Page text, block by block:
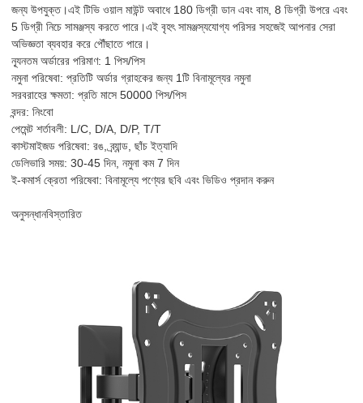
জন্য উপযুক্ত।এই টিভি ওয়াল মাউন্ট অবাধে 180 ডিগ্রী ডান এবং বাম, 8 ডিগ্রী উপরে এবং
5 ডিগ্রী নিচে সামঞ্জস্য করতে পারে।এই বৃহৎ সামঞ্জস্যযোগ্য পরিসর সহজেই আপনার সেরা
অভিজ্ঞতা ব্যবহার করে পৌঁছাতে পারে।
ন্যূনতম অর্ডারের পরিমাণ: 1 পিস/পিস
নমুনা পরিষেবা: প্রতিটি অর্ডার গ্রাহকের জন্য 1টি বিনামূল্যের নমুনা
সরবরাহের ক্ষমতা: প্রতি মাসে 50000 পিস/পিস
বন্দর: নিংবো
পেমেন্ট শর্তাবলী: L/C, D/A, D/P, T/T
কাস্টমাইজড পরিষেবা: রঙ, ব্র্যান্ড, ছাঁচ ইত্যাদি
ডেলিভারি সময়: 30-45 দিন, নমুনা কম 7 দিন
ই-কমার্স ক্রেতা পরিষেবা: বিনামূল্যে পণ্যের ছবি এবং ভিডিও প্রদান করুন
অনুসন্ধানবিস্তারিত